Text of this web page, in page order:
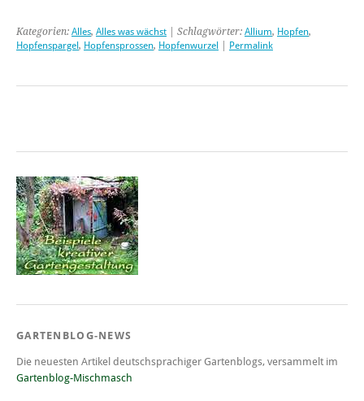
Kategorien: Alles, Alles was wächst | Schlagwörter: Allium, Hopfen,
Hopfenspargel , Hopfensprossen, Hopfenwurzel Permalink
GARTENBLOG-NEWS
Die neuesten Artikel deutschsprachiger Gartenblogs, versammelt im
Gartenblog-Mischmasch